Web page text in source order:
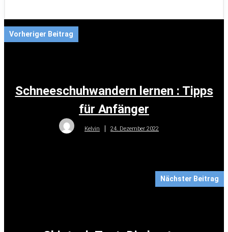
Vorheriger Beitrag
Schneeschuhwandern lernen : Tipps
für Anfänger
Kelvin 24. Dezember 2022
Nächster Beitrag